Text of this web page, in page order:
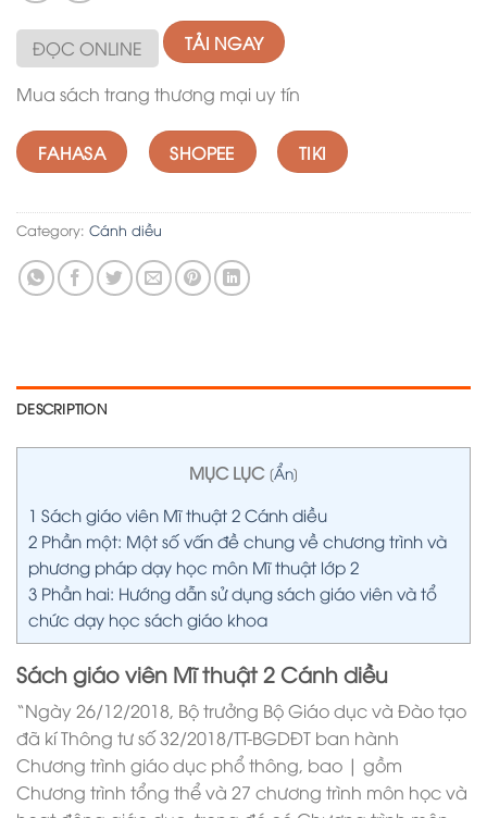
ĐỌC ONLINE TẢI NGAY
Mua sách trang thương mại uy tín
FAHASA SHOPEE TIKI
Category: Cánh diều
DESCRIPTION
MỤC LỤC [Ẩn]
1 Sách giáo viên Mĩ thuật 2 Cánh diều
2 Phần một: Một số vấn đề chung về chương trình và
phương pháp dạy học môn Mĩ thuật lớp 2
3 Phần hai: Hướng dẫn sử dụng sách giáo viên và tổ
chức dạy học sách giáo khoa
Sách giáo viên Mĩ thuật 2 Cánh diều
“Ngày 26/12/2018, Bộ trưởng Bộ Giáo dục và Đào tạo
đã kí Thông tư số 32/2018/TT-BGDĐT ban hành
Chương trình giáo dục phổ thông, bao | gồm
Chương trình tổng thể và 27 chương trình môn học và